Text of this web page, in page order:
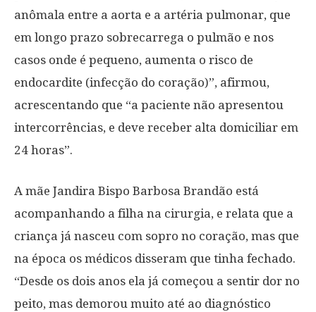
anômala entre a aorta e a artéria pulmonar, que
em longo prazo sobrecarrega o pulmão e nos
casos onde é pequeno, aumenta o risco de
endocardite (infecção do coração)”, afirmou,
acrescentando que “a paciente não apresentou
intercorrências, e deve receber alta domiciliar em
24 horas”.
A mãe Jandira Bispo Barbosa Brandão está
acompanhando a filha na cirurgia, e relata que a
criança já nasceu com sopro no coração, mas que
na época os médicos disseram que tinha fechado.
“Desde os dois anos ela já começou a sentir dor no
peito, mas demorou muito até ao diagnóstico